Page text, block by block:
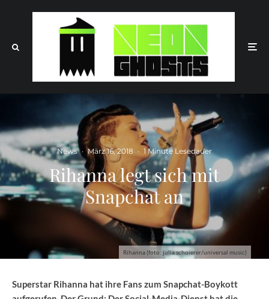
Rihanna (foto: julia schoierer/universal music)
News · März 16, 2018 · 1 Minute Lesedauer
Rihanna legt sich mit
Snapchat an
Superstar Rihanna hat ihre Fans zum Snapchat-Boykott